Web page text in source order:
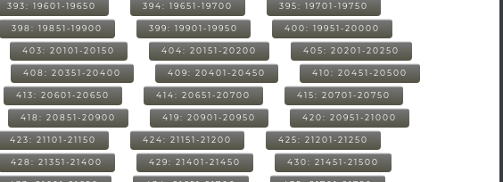
393: 19601-19650 394: 19651-19700 395: 19701-19750
398: 19851-19900 399: 19901-19950 400: 19951-20000
403: 20101-20150 404: 20151-20200 405: 20201-20250
408: 20351-20400 409: 20401-20450 410: 20451-20500
413: 20601-20650 414: 20651-20700 415: 20701-20750
418: 20851-20900 419: 20901-20950 420: 20951-21000
423: 21101-21150 424: 21151-21200 425: 21201-21250
428: 21351-21400 429: 21401-21450 430: 21451-21500